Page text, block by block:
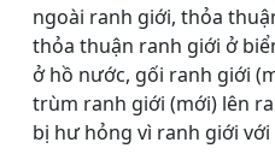
ngoài ranh giới, thỏa
thỏa thuận ranh giới ở
ở hồ nước, gối ranh giới
trùm ranh giới (mới) lên
bị hư hỏng vì ranh giới